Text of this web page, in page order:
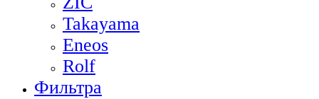
Takayama
Eneos
Rolf
Фильтра